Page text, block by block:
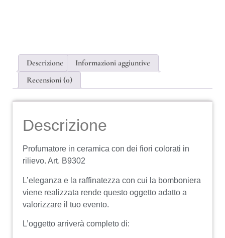
Descrizione
Informazioni aggiuntive
Recensioni (0)
Descrizione
Profumatore in ceramica con dei fiori colorati in
rilievo. Art. B9302
L’eleganza e la raffinatezza con cui la bomboniera
viene realizzata rende questo oggetto adatto a
valorizzare il tuo evento.
L’oggetto arriverà completo di: